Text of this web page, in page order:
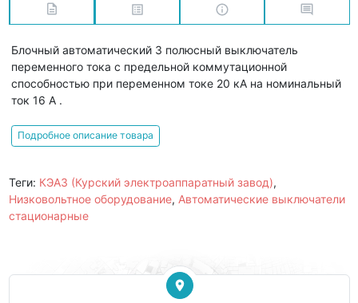
Блочный автоматический 3 полюсный выключатель
переменного тока с предельной коммутационной
способностью при переменном токе 20 кА на номинальный
ток 16 А .
Подробное описание товара
Теги: КЭАЗ (Курский электроаппаратный завод),
Низковольтное оборудование, Автоматические выключатели
стационарные